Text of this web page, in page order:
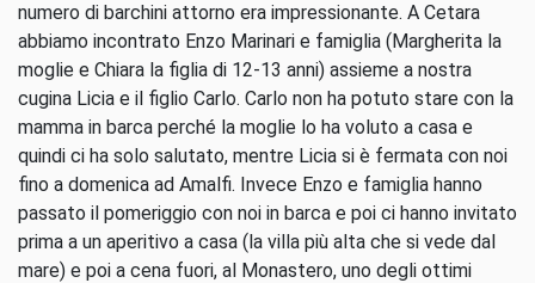
numero di barchini attorno era impressionante. A Cetara
abbiamo incontrato Enzo Marinari e famiglia (Margherita la
moglie e Chiara la figlia di 12-13 anni) assieme a nostra
cugina Licia e il figlio Carlo. Carlo non ha potuto stare con la
mamma in barca perché la moglie lo ha voluto a casa e
quindi ci ha solo salutato, mentre Licia si è fermata con noi
fino a domenica ad Amalfi. Invece Enzo e famiglia hanno
passato il pomeriggio con noi in barca e poi ci hanno invitato
prima a un aperitivo a casa (la villa più alta che si vede dal
mare) e poi a cena fuori, al Monastero, uno degli ottimi